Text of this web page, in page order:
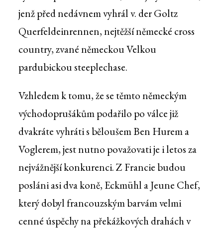
jenž před nedávnem vyhrál v. der Goltz
Querfeldeinrennen, nejtěžší německé cross
country, zvané německou Velkou
pardubickou steeplechase.
Vzhledem k tomu, že se těmto německým
východoprušákům podařilo po válce již
dvakráte vyhráti s běloušem Ben Hurem a
Voglerem, jest nutno považovati je i letos za
nejvážnější konkurenci. Z Francie budou
posláni asi dva koně, Eckmühl a Jeune Chef,
který dobyl francouzským barvám velmi
cenné úspěchy na překážkových drahách v